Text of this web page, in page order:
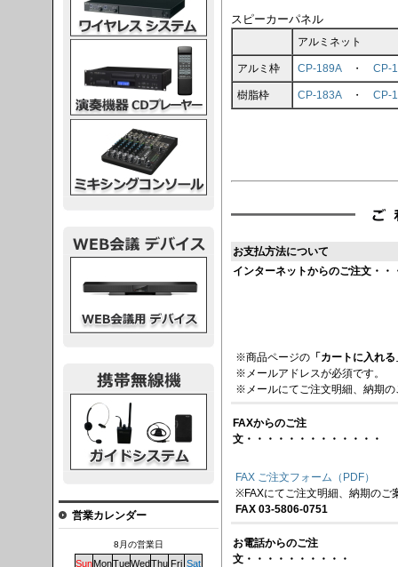
スピーカーパネル
アルミネット
アルミ枠 CP-189A・ CP-
樹脂枠 CP-183A・ CP-
お支払方法について
インターネットからのご注文・・
※商品ページの 「カートに入れる
※メールアドレスが必須です。
※メールにてご注文明細、納期
FAXからのご注
文・・・・・・・・・・・・・
FAX ご注文フォーム（PDF）
※FAXにてご注文明細、納期のご
FAX 03-5806-0751
お電話からのご注
文・・・・・・・・・・
営業カレンダー
8月の営業日
SunMonTueWedThu Fri Sat